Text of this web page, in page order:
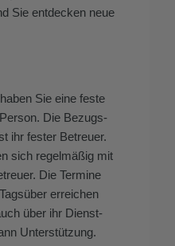
Sie entdecken neue
Sie eine feste
Die Bezugs-
ihr fester Betreuer.
sich regelmäßig mit
Die Termine
erreichen
über ihr Dienst-
Unterstützung.